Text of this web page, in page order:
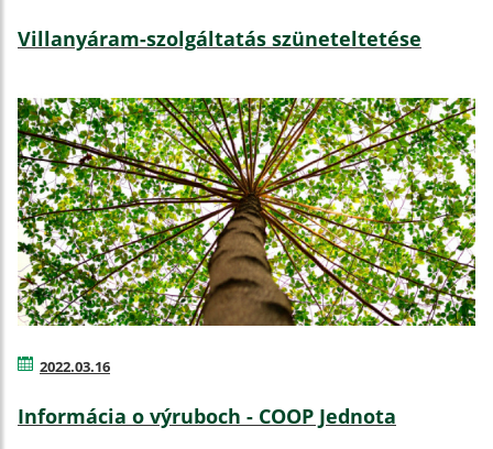
Villanyáram-szolgáltatás szüneteltetése
2022.03.16
Informácia o výruboch - COOP Jednota